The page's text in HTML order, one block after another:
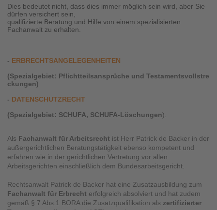
Dies bedeutet nicht, dass dies immer möglich sein wird, aber Sie
dürfen versichert sein,
qualifizierte Beratung und Hilfe von einem spezialisierten
Fachanwalt zu erhalten.
- ERBRECHTSANGELEGENHEITEN
(Spezialgebiet: Pflichtteilsansprüche und Testamentsvollstre
ckungen)
- DATENSCHUTZRECHT
(Spezialgebiet: SCHUFA, SCHUFA-Löschungen).
Als Fachanwalt für Arbeitsrecht ist Herr Patrick de Backer in der
außergerichtlichen Beratungstätigkeit ebenso kompetent und
erfahren wie in der gerichtlichen Vertretung vor allen
Arbeitsgerichten einschließlich dem Bundesarbeitsgericht.
Rechtsanwalt Patrick de Backer hat eine Zusatzausbildung zum
Fachanwalt für Erbrecht erfolgreich absolviert und hat zudem
gemäß § 7 Abs.1 BORA die Zusatzqualifikation als zertifizierter